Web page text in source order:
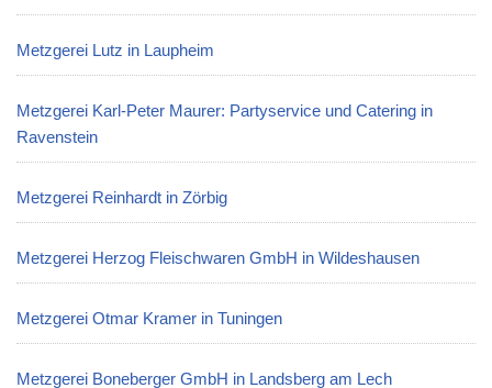
Metzgerei Lutz in Laupheim
Metzgerei Karl-Peter Maurer: Partyservice und Catering in
Ravenstein
Metzgerei Reinhardt in Zörbig
Metzgerei Herzog Fleischwaren GmbH in Wildeshausen
Metzgerei Otmar Kramer in Tuningen
Metzgerei Boneberger GmbH in Landsberg am Lech